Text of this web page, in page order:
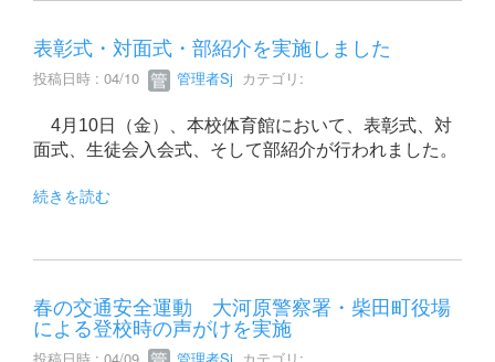
表彰式・対面式・部紹介を実施しました
投稿日時 : 04/10 管理者Sj カテゴリ:
4月10日（金）、本校体育館において、表彰式、対
面式、生徒会入会式、そして部紹介が行われました。
続きを読む
春の交通安全運動 大河原警察署・柴田町役場
による登校時の声がけを実施